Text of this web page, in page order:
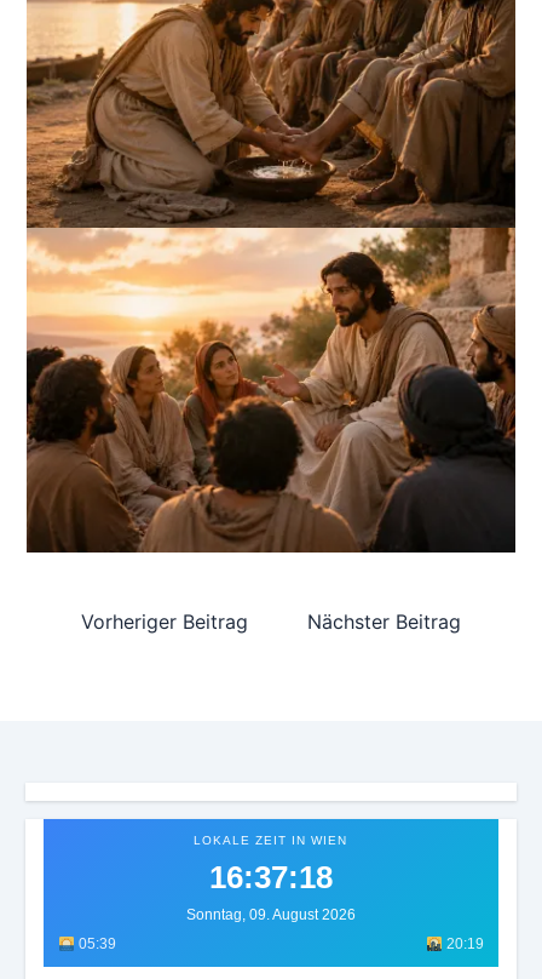
Vorheriger Beitrag Nächster Beitrag
LOKALE ZEIT IN WIEN
16:37:21
Sonntag, 09. August 2026
05:39
20:19